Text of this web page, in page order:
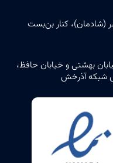
(شادمان)، کنار بن‌بست
بهشتی و خیابان حافظ،